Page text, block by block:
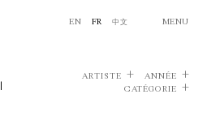
EN FR 中文 MENU
ARTISTE
ANNÉE
CATÉGORIE